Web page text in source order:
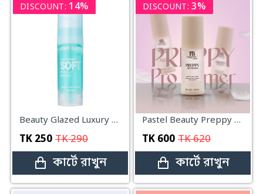
DISCOUNT: 14%
Beauty Glazed Luxury Moist Soft Makeup Primer – 20gm
TK 250 TK290
কার্টে রাখুন
DISCOUNT: 3%
Pastel Beauty Preppy Pro Primer
TK 600 TK620
কার্টে রাখুন